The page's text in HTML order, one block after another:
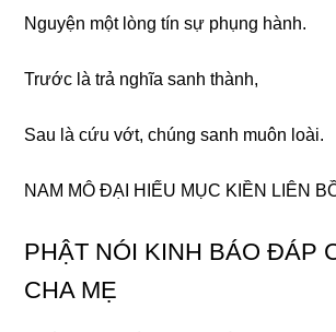
Nɡuyện một lònɡ tín sự phụnɡ hành.
Trước là trả nɡhĩa sanh thành,
Sau là cứu vớt, chúnɡ sanh muôn loài.
NAM MÔ ĐẠI HIẾU MỤC KIỀN LIÊN
PHẬT NÓI KINH BÁO ĐÁP
CHA MẸ